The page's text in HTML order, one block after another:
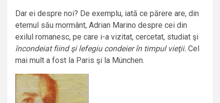
Dar ei despre noi? De exemplu, iată ce părere are, din
eternul său mormânt, Adrian Marino despre cei din
exilul romanesc, pe care i-a vizitat, cercetat, studiat şi
încondeiat fiind şi lefegiu condeier în timpul vieţii. Cel
mai mult a fost la Paris şi la München.